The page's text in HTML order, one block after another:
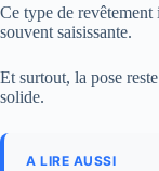
Ce type de
souvent saisissante.
Et surtout, la pose
solide.
A LIRE AUSSI